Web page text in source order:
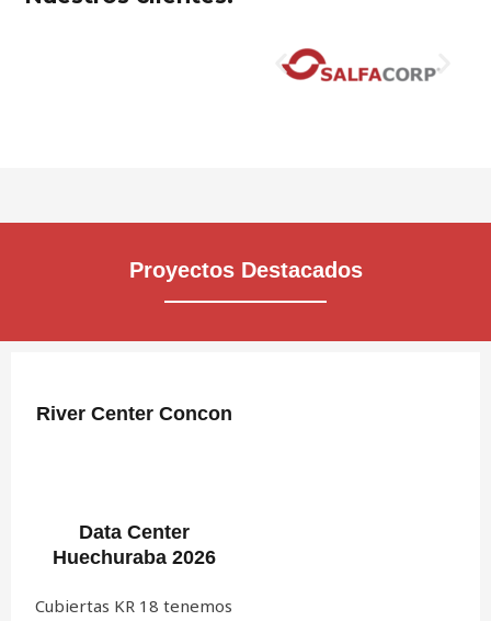
Proyectos Destacados
River Center Concon
Data Center
Huechuraba 2026
Cubiertas KR 18 tenemos